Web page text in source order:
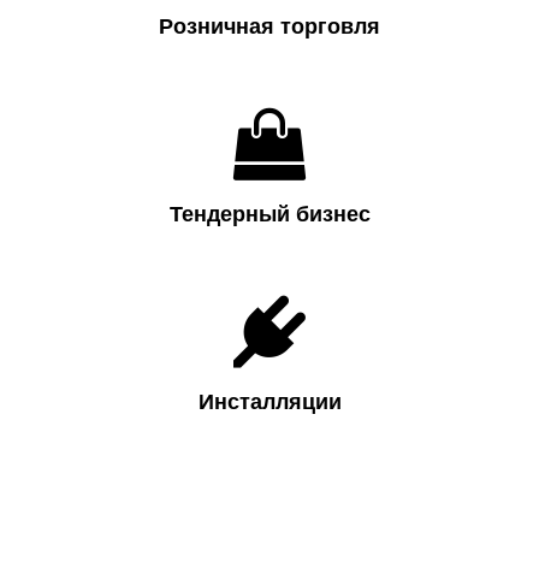
Розничная торговля

Тендерный бизнес

Инсталляции